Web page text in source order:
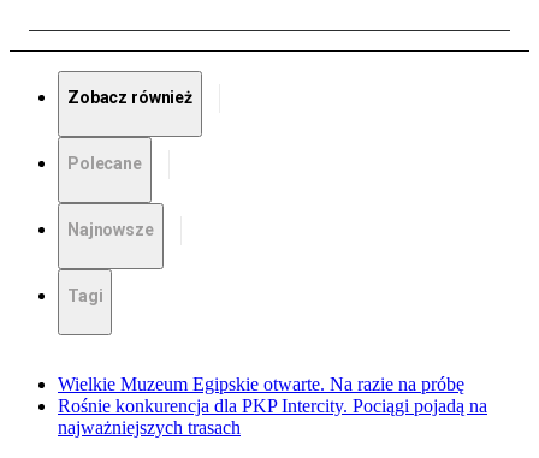
Zobacz również
Polecane
Najnowsze
Tagi
Wielkie Muzeum Egipskie otwarte. Na razie na próbę
Rośnie konkurencja dla PKP Intercity. Pociągi pojadą na
najważniejszych trasach